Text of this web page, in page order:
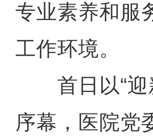
专业素养和服
工作环境。
首日以“迎
序幕，医院党